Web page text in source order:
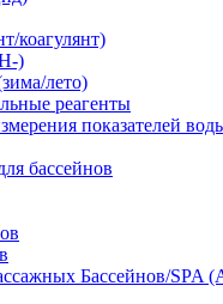
коагулянт)
)
лето)
реагенты
показателей
бассейнов
Бассейнов/SPA